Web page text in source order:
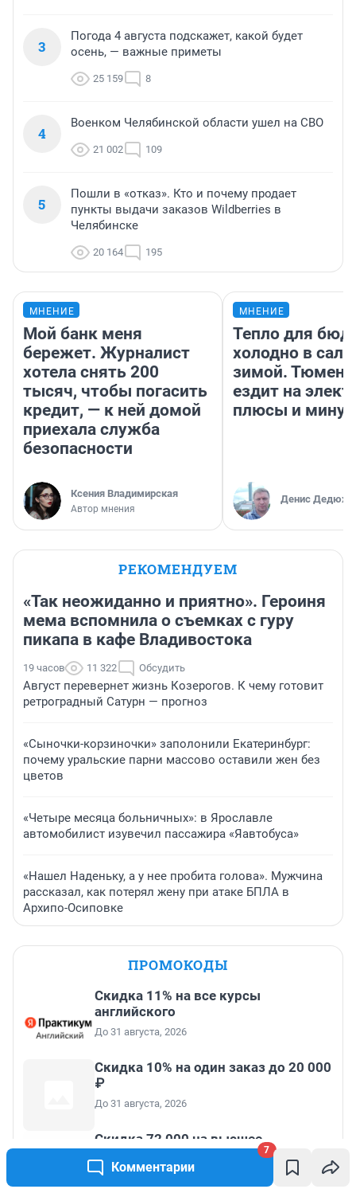
Комментарии
7
3
Погода 4 августа подскажет, какой будет
осень, — важные приметы
25 159 8
4
Военком Челябинской области ушел на СВО
21 002 109
5
Пошли в «отказ». Кто и почему продает
пункты выдачи заказов Wildberries в
Челябинске
20 164 195
МНЕНИЕ
Мой банк меня
бережет. Журналист
хотела снять 200
тысяч, чтобы погасить
кредит, — к ней домой
приехала служба
безопасности
Ксения Владимирская
Автор мнения
МНЕНИЕ
Тепло для
холодно в
зимой.
ездит на
плюсы и
Денис
РЕКОМЕНДУЕМ
«Так неожиданно и приятно». Героиня
мема вспомнила о съемках с гуру
пикапа в кафе Владивостока
19 часов 11 322 Обсудить
Август перевернет жизнь Козерогов. К чему готовит
ретроградный Сатурн — прогноз
«Сыночки-корзиночки» заполонили Екатеринбург:
почему уральские парни массово оставили жен без
цветов
«Четыре месяца больничных»: в Ярославле
автомобилист изувечил пассажира «Яавтобуса»
«Нашел Наденьку, а у нее пробита голова». Мужчина
рассказал, как потерял жену при атаке БПЛА в
Архипо-Осиповке
ПРОМОКОДЫ
Скидка 11% на все курсы
английского
До 31 августа, 2026
Скидка 10% на один заказ до 20 000
₽
До 31 августа, 2026
Скидка 72 000 на высшее
образование и среднее специальное
образование в первый год обучения